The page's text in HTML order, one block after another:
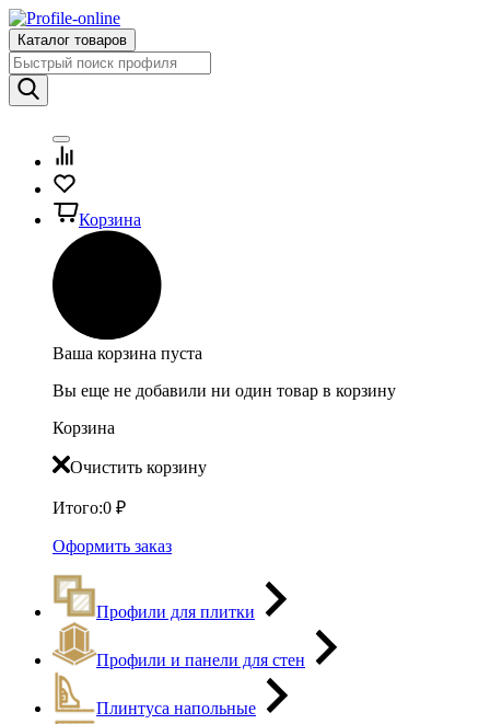
Каталог товаров
Корзина
Ваша корзина пуста
Вы еще не добавили ни один товар в корзину
Корзина
Очистить корзину
Итого:0 ₽
Оформить заказ
Профили для плитки
Профили и панели для стен
Плинтуса напольные